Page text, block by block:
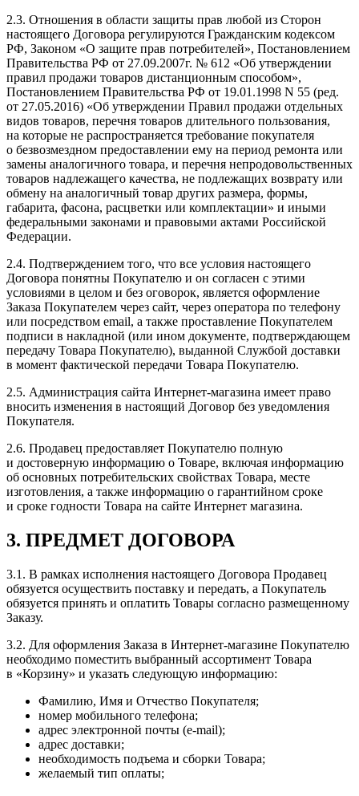
2.3. Отношения в области защиты прав любой из Сторон
настоящего Договора регулируются Гражданским кодексом
РФ, Законом «О защите прав потребителей», Постановлением
Правительства РФ от 27.09.2007г. № 612 «Об утверждении
правил продажи товаров дистанционным способом»,
Постановлением Правительства РФ от 19.01.1998 N 55 (ред.
от 27.05.2016) «Об утверждении Правил продажи отдельных
видов товаров, перечня товаров длительного пользования,
на которые не распространяется требование покупателя
о безвозмездном предоставлении ему на период ремонта или
замены аналогичного товара, и перечня непродовольственных
товаров надлежащего качества, не подлежащих возврату или
обмену на аналогичный товар других размера, формы,
габарита, фасона, расцветки или комплектации» и иными
федеральными законами и правовыми актами Российской
Федерации.
2.4. Подтверждением того, что все условия настоящего
Договора понятны Покупателю и он согласен с этими
условиями в целом и без оговорок, является оформление
Заказа Покупателем через сайт, через оператора по телефону
или посредством email, а также проставление Покупателем
подписи в накладной (или ином документе, подтверждающем
передачу Товара Покупателю), выданной Службой доставки
в момент фактической передачи Товара Покупателю.
2.5. Администрация сайта Интернет-магазина имеет право
вносить изменения в настоящий Договор без уведомления
Покупателя.
2.6. Продавец предоставляет Покупателю полную
и достоверную информацию о Товаре, включая информацию
об основных потребительских свойствах Товара, месте
изготовления, а также информацию о гарантийном сроке
и сроке годности Товара на сайте Интернет магазина.
3. ПРЕДМЕТ ДОГОВОРА
3.1. В рамках исполнения настоящего Договора Продавец
обязуется осуществить поставку и передать, а Покупатель
обязуется принять и оплатить Товары согласно размещенному
Заказу.
3.2. Для оформления Заказа в Интернет-магазине Покупателю
необходимо поместить выбранный ассортимент Товара
в «Корзину» и указать следующую информацию:
Фамилию, Имя и Отчество Покупателя;
номер мобильного телефона;
адрес электронной почты (e-mail);
адрес доставки;
необходимость подъема и сборки Товара;
желаемый тип оплаты;